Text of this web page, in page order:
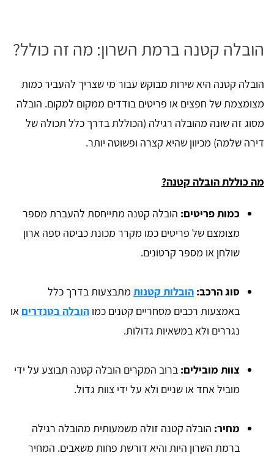
הובלה קטנה ברמת השרון: מה זה כולל?
הובלה קטנה היא שירות מבוקש עבור מי שצריך להעביר כמות
מצומצמת של חפצים או פריטים בודדים ממקום למקום. הובלה
מסוג זה שונה מהובלה רגילה (הכוללת בדרך כלל תכולה של
דירה שלמה) מכיוון שהיא קצרה ופשוטה יותר.
מה כוללת הובלה קטנה?
כמות פריטים: הובלה קטנה מתייחסת להעברת מספר
מצומצם של פריטים כמו מקרר מכונת כביסה ספה ארון
שולחן או מספר קרטונים.
סוג הרכב: הובלות קטנות מתבצעות בדרך כלל
באמצעות רכבים מסחריים קטנים כמו הובלה בטנדרים או
נגררים ולא במשאיות גדולות.
צוות מובילים: ברוב המקרים הובלה קטנה תבוצע על ידי
מוביל אחד או שניים ולא על ידי צוות גדול.
מחיר: הובלה קטנה זולה משמעותית מהובלה רגילה
ברמת השרון היות והיא דורשת פחות משאבים. המחיר